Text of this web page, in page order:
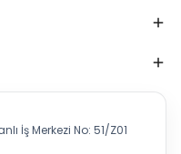
İş Merkezi No: 51/Z01